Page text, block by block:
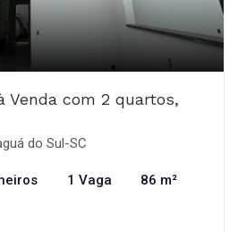
Venda com 2 quartos,
do Sul-SC
1 Vaga 86 m²